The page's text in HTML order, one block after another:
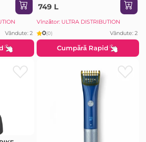
Vândute: 2
749 L
Vînzător: ULTRA DISTRIBUTION
0(0) Vândute: 2
Cumpără Rapid